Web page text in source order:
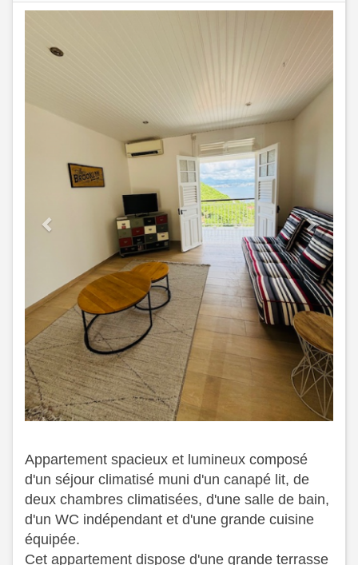
Appartement spacieux et lumineux composé
d'un séjour climatisé muni d'un canapé lit, de
deux chambres climatisées, d'une salle de bain,
d'un WC indépendant et d'une grande cuisine
équipée.
Cet appartement dispose d'une grande terrasse